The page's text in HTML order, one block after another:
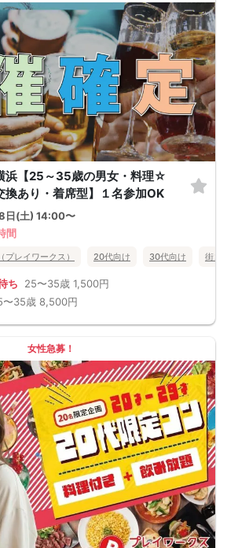
浜【25～35歳の男女・料理☆
換あり・着席型】１名参加OK
日(土) 14:00〜
間
レイワークス） 20代向け 30代向け 街コ
ち 25〜35歳 1,500円
〜35歳 8,500円
女性急募！